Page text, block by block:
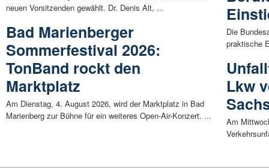
neuen Vorsitzenden gewählt. Dr. Denis Alt, ...
Bad Marienberger
Sommerfestival 2026:
TonBand rockt den
Marktplatz
Am Dienstag, 4. August 2026, wird der Marktplatz in Bad
Marienberg zur Bühne für ein weiteres Open-Air-Konzert. ...
Die
praktische
Lkw
Am